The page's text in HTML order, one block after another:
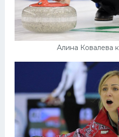
Алина Ковалева